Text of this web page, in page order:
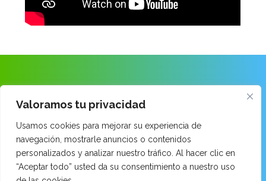
Valoramos tu privacidad
Usamos cookies para mejorar su experiencia de
navegación, mostrarle anuncios o contenidos
personalizados y analizar nuestro tráfico. Al hacer clic en
“Aceptar todo” usted da su consentimiento a nuestro uso
ANAITASUNA IKASTOLA
Ongarai Kalea · 48260 Ermua · Bizkaia
Tel: 943 899 171
email:014520aa@hezkuntza.net